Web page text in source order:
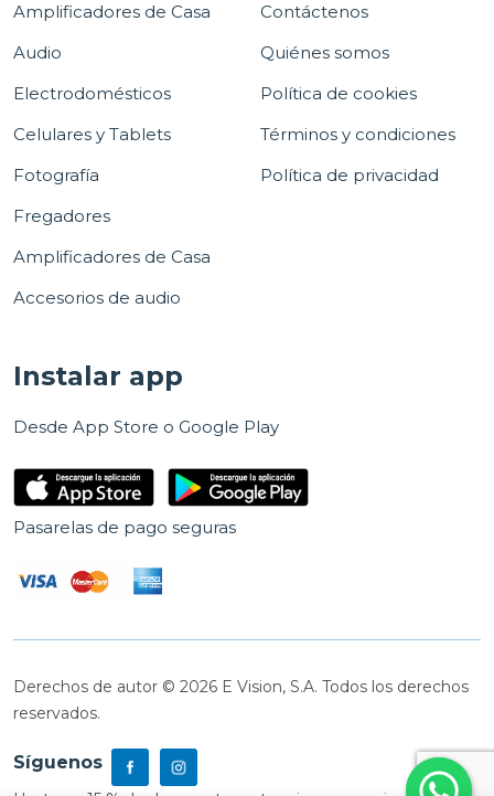
Amplificadores de Casa
Audio
Electrodomésticos
Celulares y Tablets
Fotografía
Fregadores
Amplificadores de Casa
Accesorios de audio
Contáctenos
Quiénes somos
Política de cookies
Términos y condiciones
Política de privacidad
Instalar app
Desde App Store o Google Play
Pasarelas de pago seguras
Derechos de autor © 2026 E Vision, S.A. Todos los derechos
reservados.
Síguenos